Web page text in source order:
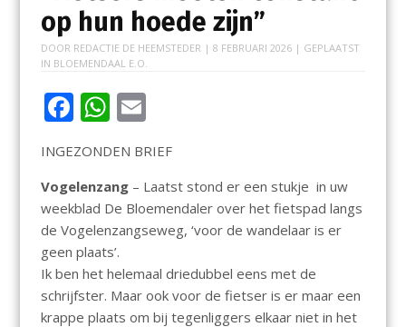
op hun hoede zijn”
DOOR REDACTIE DE HEEMSTEDER | 8 FEBRUARI 2026| GEPLAATST
IN BLOEMENDAAL E.O.
F
e
b
o
o
k
W
at
s
A
p
p
E
ai
l
INGEZONDEN BRIEF
Vogelenzang– Laatst stond er een stukje in uw
weekblad De Bloemendaler over het fietspad langs
de Vogelenzangseweg, ‘voor de wandelaar is er
geen plaats’.
Ik ben het helemaal driedubbel eens met de
schrijfster. Maar ook voor de fietser is er maar een
krappe plaats om bij tegenliggers elkaar niet in het